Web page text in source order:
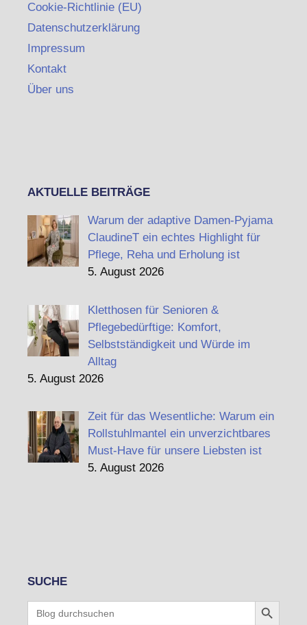
Cookie-Richtlinie (EU)
Datenschutzerklärung
Impressum
Kontakt
Über uns
AKTUELLE BEITRÄGE
Warum der adaptive Damen-Pyjama
ClaudineT ein echtes Highlight für
Pflege, Reha und Erholung ist
5. August 2026
Kletthosen für Senioren &
Pflegebedürftige: Komfort,
Selbstständigkeit und Würde im
Alltag
5. August 2026
Zeit für das Wesentliche: Warum ein
Rollstuhlmantel ein unverzichtbares
Must-Have für unsere Liebsten ist
5. August 2026
SUCHE
Search
for:
Search Button